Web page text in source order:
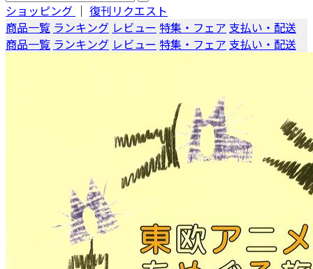
ショッピング ｜ 復刊リクエスト
商品一覧 ランキング レビュー 特集・フェア 支払い・配送
商品一覧 ランキング レビュー 特集・フェア 支払い・配送